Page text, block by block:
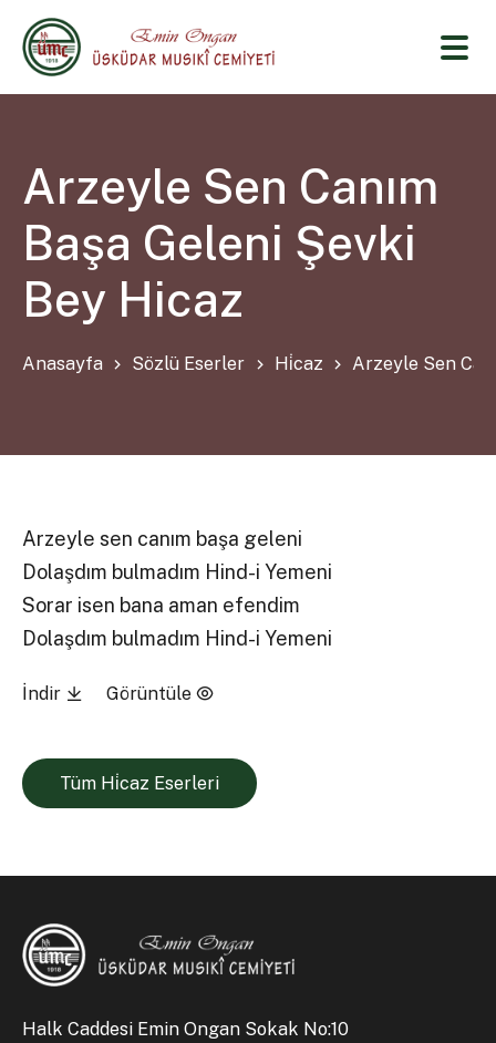
Arzeyle Sen Canım
Başa Geleni Şevki
Bey Hicaz
Anasayfa Sözlü Eserler Hi̇caz Arzeyle Sen
Arzeyle sen canım başa geleni
Dolaşdım bulmadım Hind-i Yemeni
Sorar isen bana aman efendim
Dolaşdım bulmadım Hind-i Yemeni
İndir Görüntüle
Tüm Hi̇caz Eserleri
Halk Caddesi Emin Ongan Sokak No:10